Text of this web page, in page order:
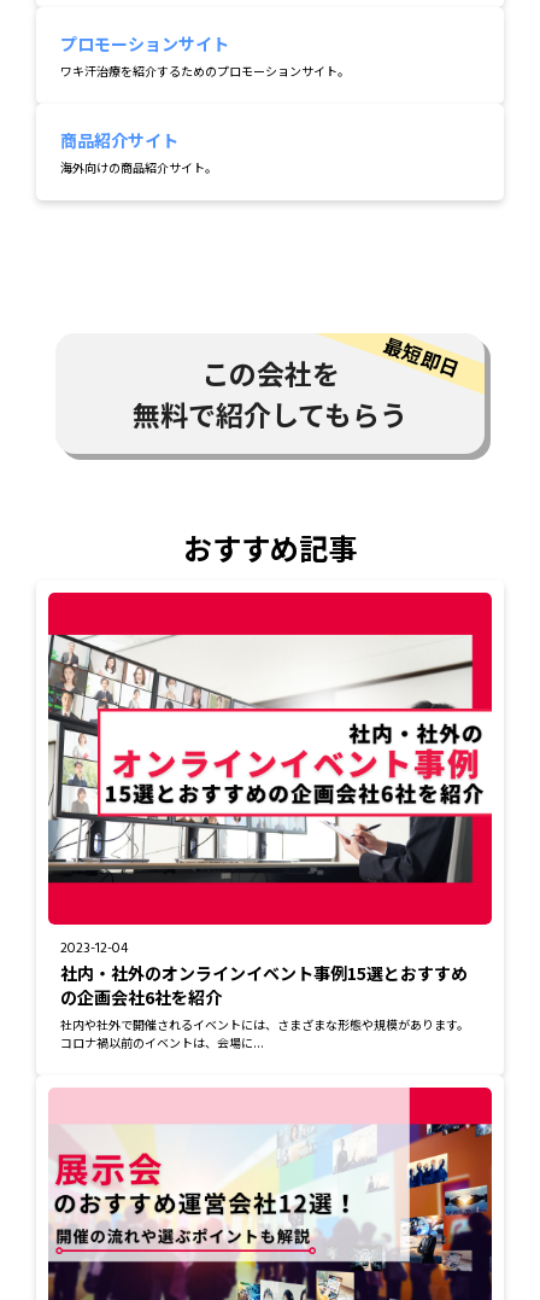
プロモーションサイト
ワキ汗治療を紹介するためのプロモーションサイト。
商品紹介サイト
海外向けの商品紹介サイト。
この会社を
無料で紹介してもらう
おすすめ記事
2023-12-04
社内・社外のオンラインイベント事例15選とおすすめ
の企画会社6社を紹介
社内や社外で開催されるイベントには、さまざまな形態や規模があります。
コロナ禍以前のイベントは、会場に...